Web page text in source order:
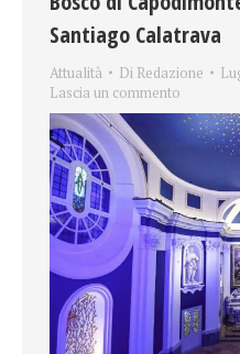
Santiago Calatrava
Attualità Di Redazione
Lascia un commento